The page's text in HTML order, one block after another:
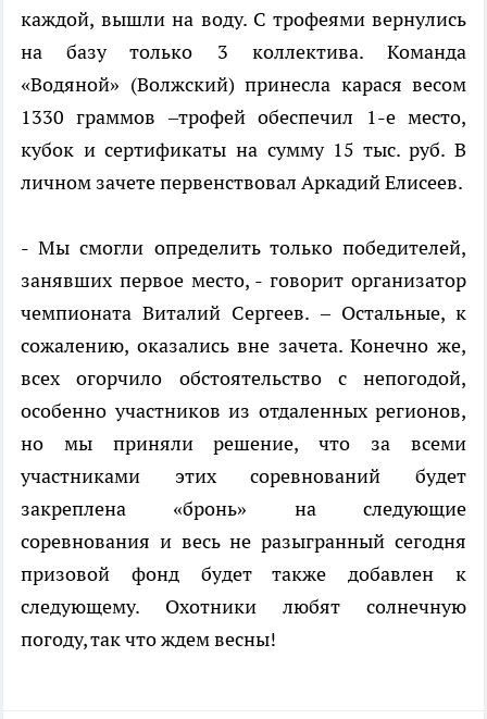
каждой, вышли на воду. С трофеями вернулись
на базу только 3 коллектива. Команда
«Водяной» (Волжский) принесла карася весом
1330 граммов –трофей обеспечил 1-е место,
кубок и сертификаты на сумму 15 тыс. руб. В
личном зачете первенствовал Аркадий Елисеев.
- Мы смогли определить только победителей,
занявших первое место, - говорит организатор
чемпионата Виталий Сергеев. – Остальные, к
сожалению, оказались вне зачета. Конечно же,
всех огорчило обстоятельство с непогодой,
особенно участников из отдаленных регионов,
но мы приняли решение, что за всеми
участниками этих соревнований будет
закреплена «бронь» на следующие
соревнования и весь не разыгранный сегодня
призовой фонд будет также добавлен к
следующему. Охотники любят солнечную
погоду, так что ждем весны!